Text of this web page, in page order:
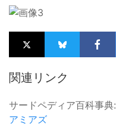
関連リンク
サードペディア百科事典:
アミアズ